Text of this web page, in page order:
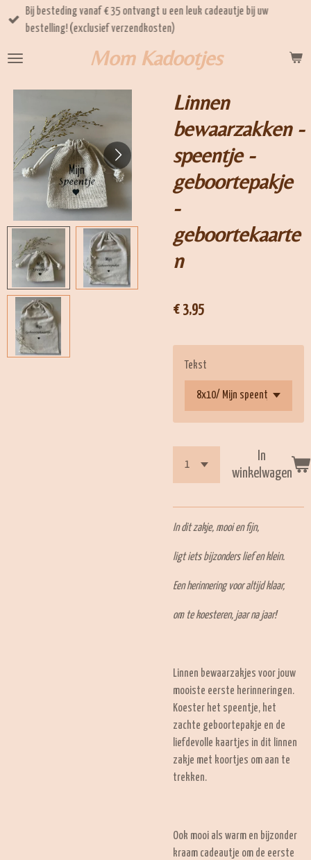
Ga
direct
de
Mom Kadootjes
Bij besteding vanaf € 35 ontvangt u een leuk cadeautje bij uw
bestelling! (exclusief verzendkosten)
Linnen
bewaarzakken -
speentje -
geboortepakje
-
geboortekaarte
n
€ 3,95
Tekst
In
winkelwagen
In dit zakje, mooi en fijn,
ligt iets bijzonders lief en klein.
Een herinnering voor altijd klaar,
om te koesteren, jaar na jaar!
Linnen bewaarzakjes voor jouw
mooiste eerste herinneringen.
Koester het speentje, het
zachte geboortepakje en de
liefdevolle kaartjes in dit linnen
zakje met koortjes om aan te
trekken.
Ook mooi als warm en bijzonder
kraam cadeautje om de eerste